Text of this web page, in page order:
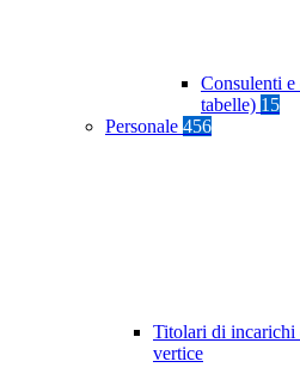
Consulenti
tabelle) 15
Personale 456
Titolari di
vertice